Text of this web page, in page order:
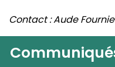
Contact : Aude